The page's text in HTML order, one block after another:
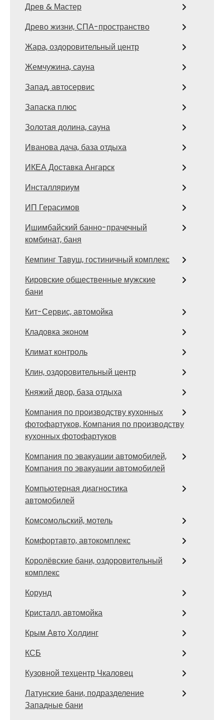
Древ & Мастер
Древо жизни, СПА-пространство
Жара, оздоровительный центр
Жемчужина, сауна
Запад, автосервис
Запаска плюс
Золотая долина, сауна
Иванова дача, база отдыха
ИКЕА Доставка Ангарск
Инсталляриум
ИП Герасимов
Ишимбайский банно-прачечный
комбинат, баня
Кемпинг Тавуш, гостиничный комплекс
Кировские общественные мужские
бани
Кит-Сервис, автомойка
Кладовка эконом
Климат контроль
Клин, оздоровительный центр
Княжий двор, база отдыха
Компания по производству кухонных
фотофартуков, Компания по производству
кухонных фотофартуков
Компания по эвакуации автомобилей,
Компания по эвакуации автомобилей
Компьютерная диагностика
автомобилей
Комсомольский, мотель
Комфортавто, автокомплекс
Королёвские бани, оздоровительный
комплекс
Корунд
Кристалл, автомойка
Крым Авто Холдинг
КСБ
Кузовной техцентр Чкаловец
Латунские бани, подразделение
Западные бани